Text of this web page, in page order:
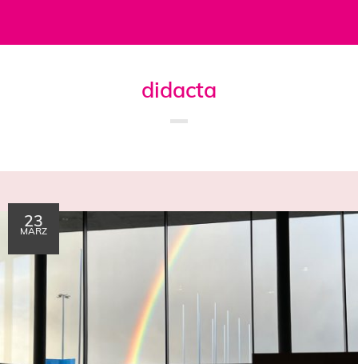
didacta
23
MÄRZ